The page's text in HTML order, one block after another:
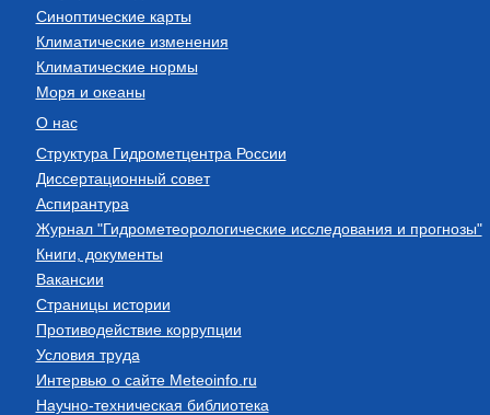
Синоптические карты
Климатические изменения
Климатические нормы
Моря и океаны
О нас
Структура Гидрометцентра России
Диссертационный совет
Аспирантура
Журнал "Гидрометеорологические исследования и прогнозы"
Книги, документы
Вакансии
Страницы истории
Противодействие коррупции
Условия труда
Интервью о сайте Meteoinfo.ru
Научно-техническая библиотека